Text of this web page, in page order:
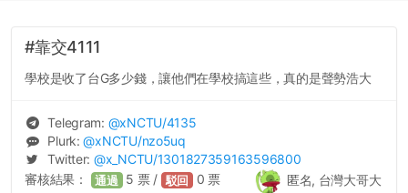
#靠交4111
學校是收了台G多少錢，讓他們在學校搞這些，真的是聲勢浩大
Telegram: @xNCTU/4135
Plurk:@xNCTU/nzo5uq
Twitter: @x_NCTU/1301827359163596800
匿名, 台灣大哥大
審核結果： 通過 5 票 / 駁回 0 票